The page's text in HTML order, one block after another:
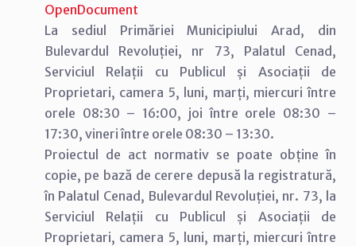
OpenDocument
La sediul Primăriei Municipiului Arad, din
Bulevardul Revoluției, nr 73, Palatul Cenad,
Serviciul Relații cu Publicul și Asociații de
Proprietari, camera 5, luni, marți, miercuri între
orele 08:30 – 16:00, joi între orele 08:30 –
17:30, vineri între orele 08:30 – 13:30.
Proiectul de act normativ se poate obține în
copie, pe bază de cerere depusă la registratură,
în Palatul Cenad, Bulevardul Revoluției, nr. 73, la
Serviciul Relații cu Publicul și Asociații de
Proprietari, camera 5, luni, marți, miercuri între